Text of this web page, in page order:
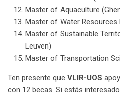
Master of Aquaculture
Master of Water Resources
Master of Sustainable
Leuven)
Master of Transportation
Ten presente que VLIR-UOS
con 12 becas. Si estás